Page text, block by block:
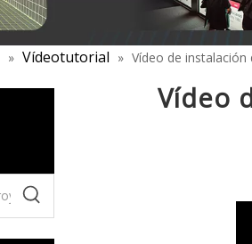
» Vídeotutorial » Vídeo de
Vídeo